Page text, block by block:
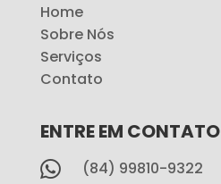
Home
Sobre Nós
Serviços
Contato
ENTRE EM CONTATO
 (84) 99810-9322